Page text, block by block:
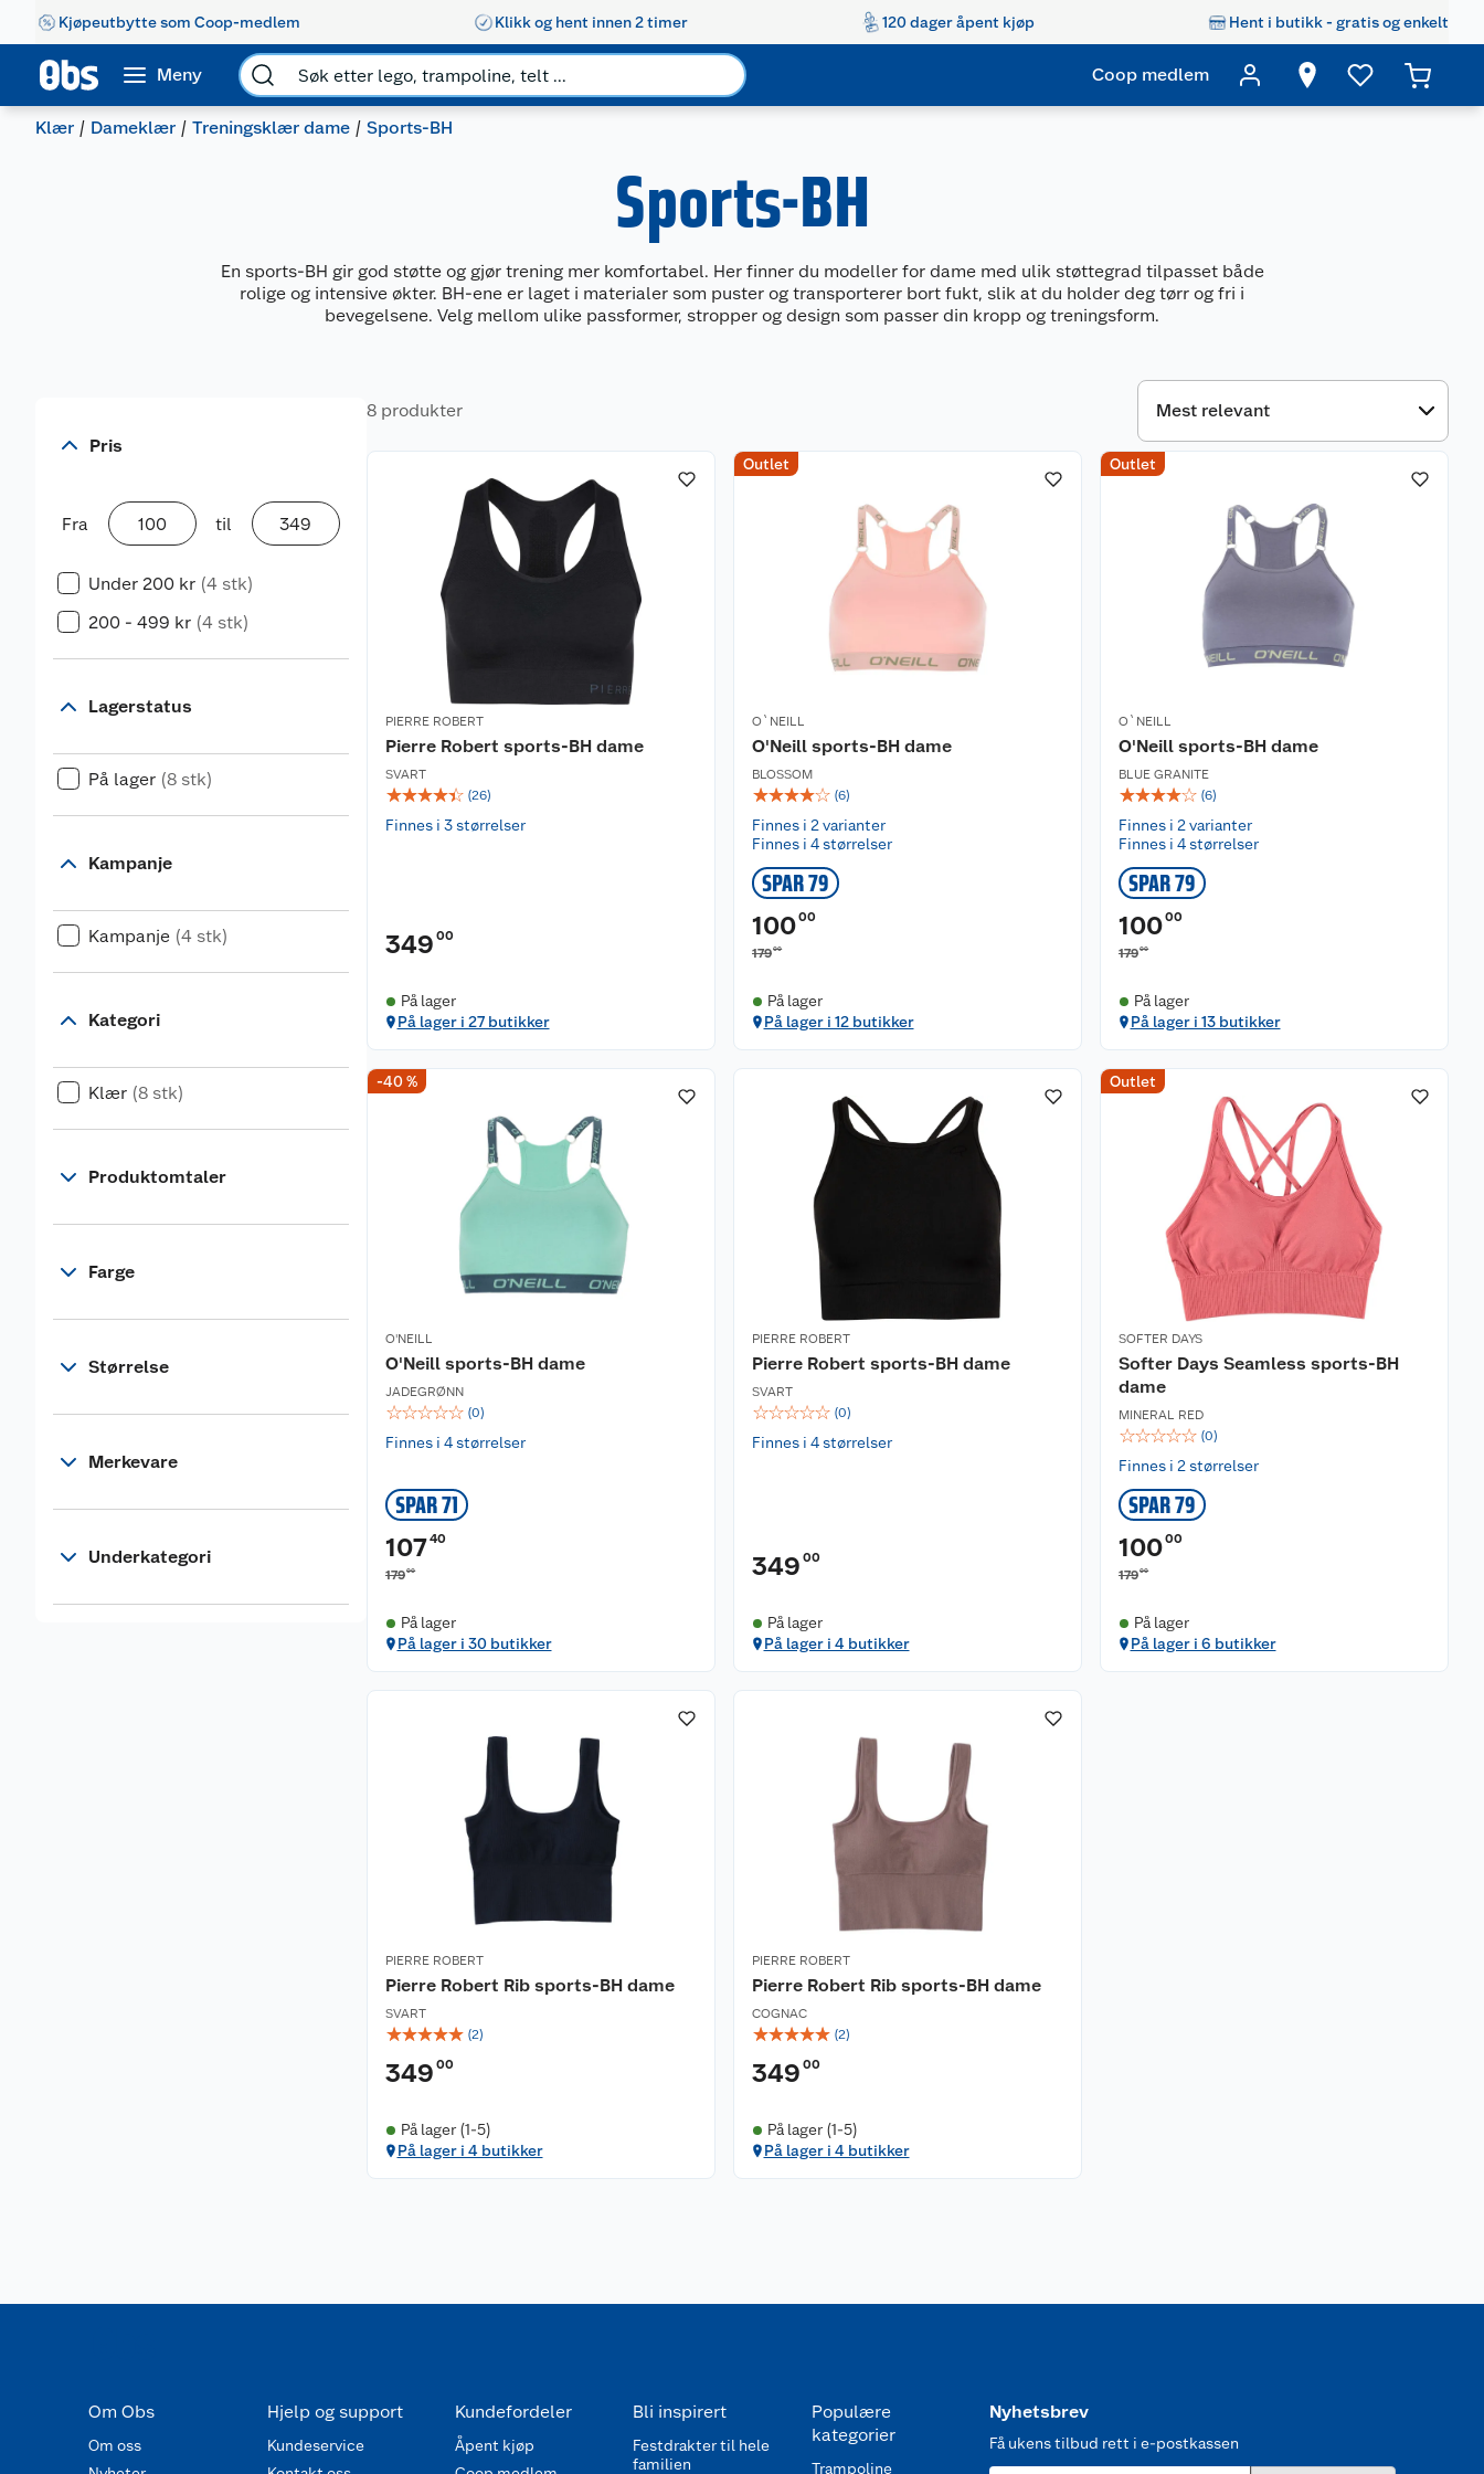
Kjøpeutbytte som Coop-medlem Klikk og hent innen 2 timer 120 dager åpent kjøp Hent i butikk - gratis og enkelt
Meny Coop medlem
Klær Dameklær Treningsklær dame Sports-BH
Sports-BH
En sports-BH gir god støtte og gjør trening mer komfortabel. Her finner du modeller for dame med ulik støttegrad tilpasset både
rolige og intensive økter. BH-ene er laget i materialer som puster og transporterer bort fukt, slik at du holder deg tørr og fri i
bevegelsene. Velg mellom ulike passformer, stropper og design som passer din kropp og treningsform.
Pris
Fra til
Under 200 kr (4 stk)
200 - 499 kr (4 stk)
Lagerstatus
På lager (8 stk)
Kampanje
Kampanje (4 stk)
Kategori
Klær (8 stk)
Produktomtaler
Farge
Størrelse
Merkevare
Underkategori
8 produkter
PIERRE ROBERT
Pierre Robert sports-BH dame
SVART
☆☆☆☆☆ (26)
Finnes i 3 størrelser
349 00
På lager
På lager i 27 butikker
Outlet
O`NEILL
O'Neill sports-BH dame
BLOSSOM
☆☆☆☆☆ (6)
Finnes i 2 varianter
Finnes i 4 størrelser
SPAR 79
10000
17900
På lager
På lager i 12 butikker
Outlet
O`NEILL
O'Neill sports-BH dame
BLUE GRANITE
☆☆☆☆☆ (6)
Finnes i 2 varianter
Finnes i 4 størrelser
SPAR 79
10000
17900
På lager
På lager i 13 butikker
-40 %
O'NEILL
O'Neill sports-BH dame
JADEGRØNN
☆☆☆☆☆ (0)
Finnes i 4 størrelser
SPAR 71
10740
17900
På lager
På lager i 30 butikker
PIERRE ROBERT
Pierre Robert sports-BH dame
SVART
☆☆☆☆☆ (0)
Finnes i 4 størrelser
349 00
På lager
På lager i 4 butikker
Outlet
SOFTER DAYS
Softer Days Seamless sports-BH
dame
MINERAL RED
☆☆☆☆☆ (0)
Finnes i 2 størrelser
SPAR 79
10000
17900
På lager
På lager i 6 butikker
PIERRE ROBERT
Pierre Robert Rib sports-BH dame
SVART
☆☆☆☆☆ (2)
349 00
På lager (1-5)
På lager i 4 butikker
PIERRE ROBERT
Pierre Robert Rib sports-BH dame
COGNAC
☆☆☆☆☆ (2)
349 00
På lager (1-5)
På lager i 4 butikker
Om Obs
Om oss
Hjelp og support
Kundeservice
Kundefordeler
Åpent kjøp
Bli inspirert
Festdrakter til hele
familien
Populære
kategorier
Trampoline
Nyhetsbrev
Få ukens tilbud rett i e-postkassen